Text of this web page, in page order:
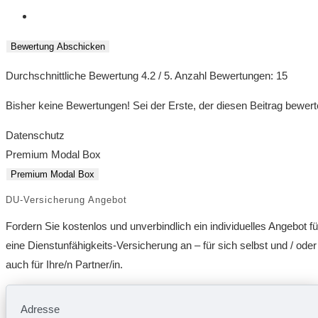
Bewertung Abschicken
Durchschnittliche Bewertung 4.2 / 5. Anzahl Bewertungen: 15
Bisher keine Bewertungen! Sei der Erste, der diesen Beitrag
Datenschutz
Premium Modal Box
Premium Modal Box
DU-Versicherung Angebot
Fordern Sie kostenlos und unverbindlich ein individuelles Angebot
eine Dienstunfähigkeits-Versicherung an – für sich selbst und / oder
auch für Ihre/n Partner/in.
Adresse